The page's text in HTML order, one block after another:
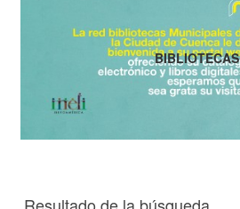
BIBLIOTECAS